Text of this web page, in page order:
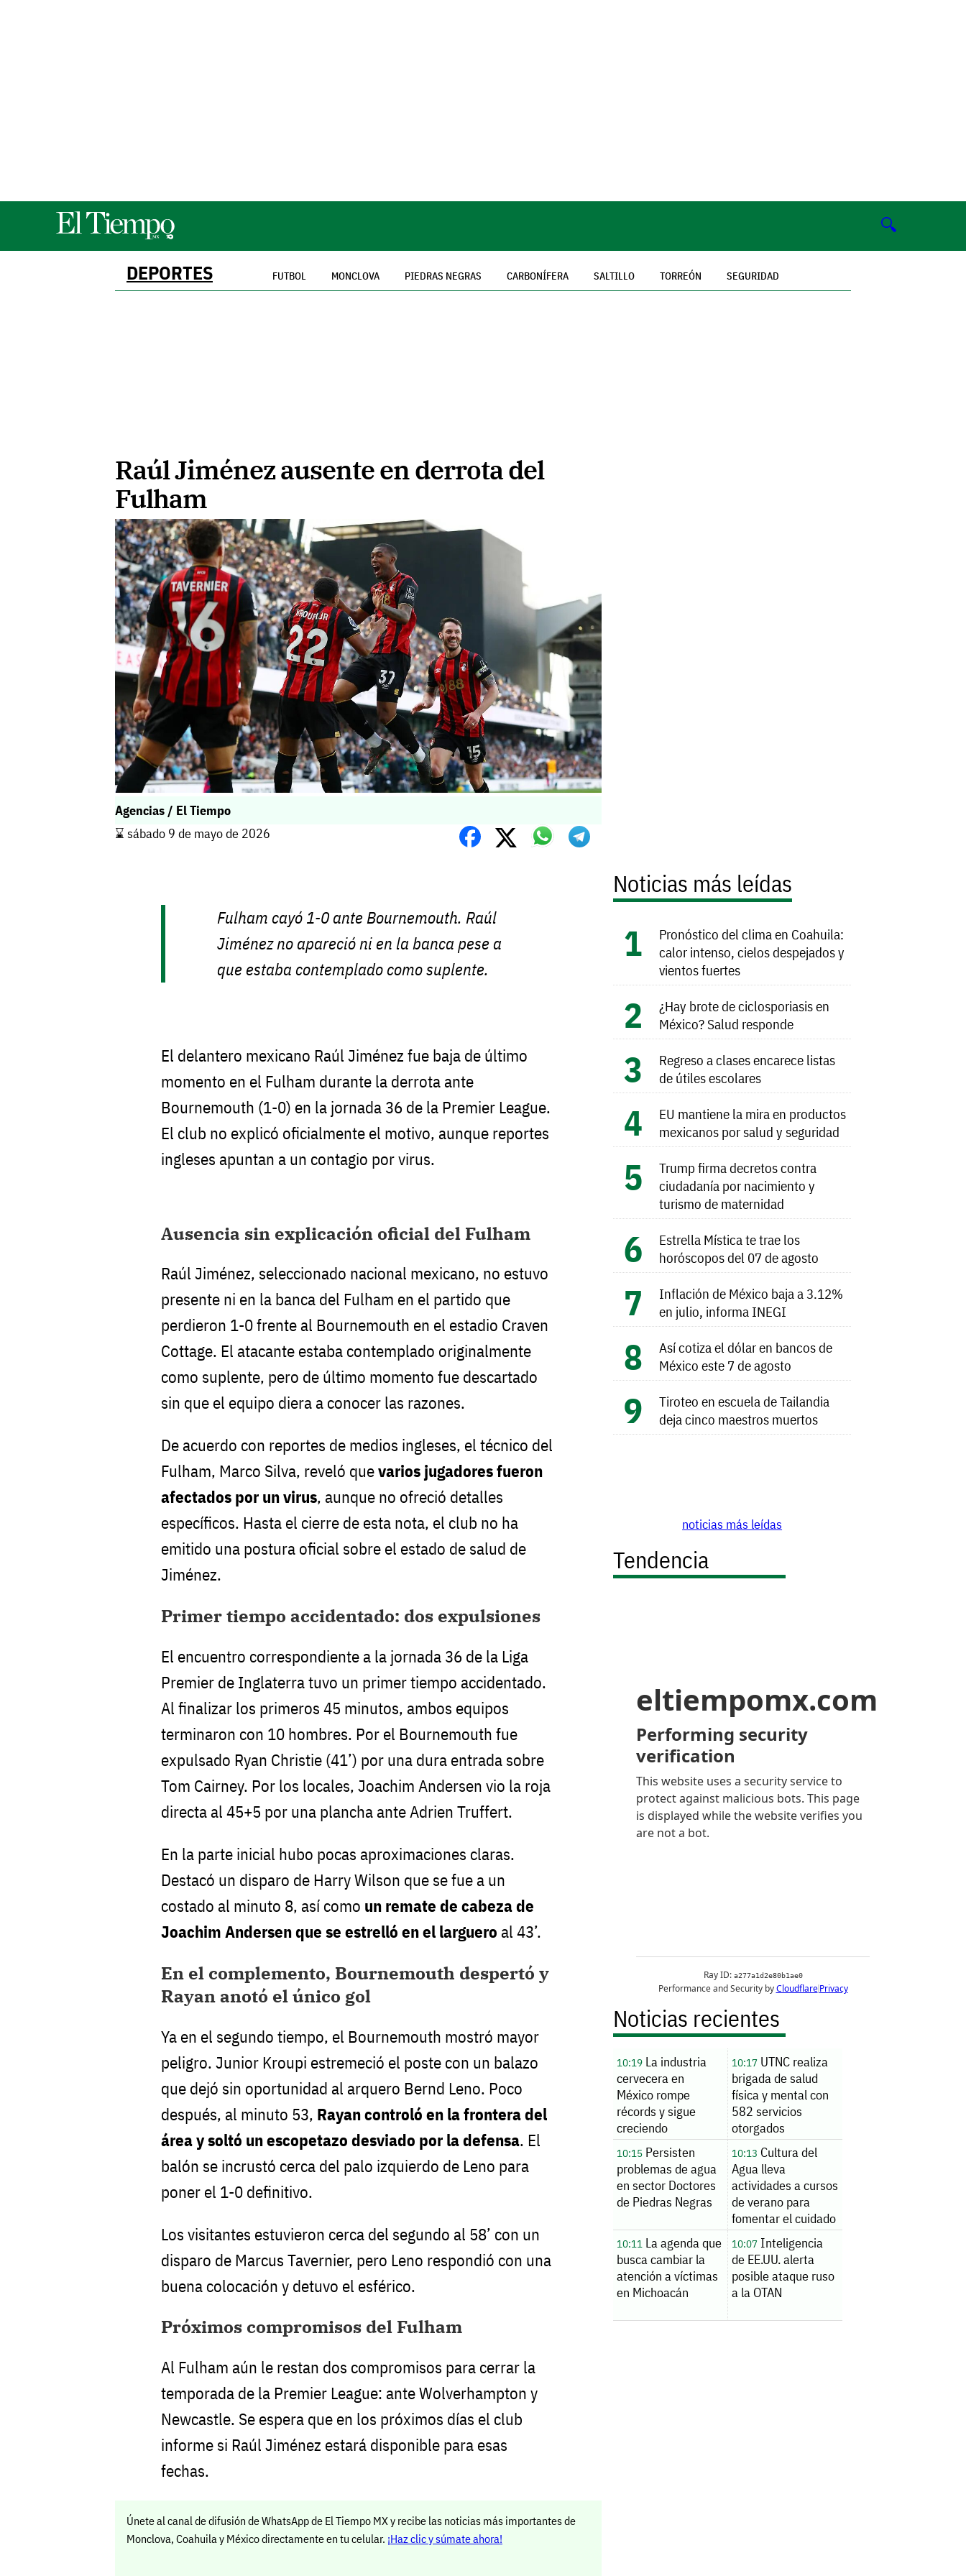
🔍
DEPORTES FUTBOL MONCLOVA PIEDRAS NEGRAS CARBONÍFERA SALTILLO TORREÓN SEGURIDAD
Raúl Jiménez ausente en derrota del
Fulham
Agencias / El Tiempo
⌛️ sábado 9 de mayo de 2026
Fulham cayó 1-0 ante Bournemouth. Raúl
Jiménez no apareció ni en la banca pese a
que estaba contemplado como suplente.
El delantero mexicano Raúl Jiménez fue baja de último
momento en el Fulham durante la derrota ante
Bournemouth (1-0) en la jornada 36 de la Premier League.
El club no explicó oficialmente el motivo, aunque reportes
ingleses apuntan a un contagio por virus.
Ausencia sin explicación oficial del Fulham
Raúl Jiménez, seleccionado nacional mexicano, no estuvo
presente ni en la banca del Fulham en el partido que
perdieron 1-0 frente al Bournemouth en el estadio Craven
Cottage. El atacante estaba contemplado originalmente
como suplente, pero de último momento fue descartado
sin que el equipo diera a conocer las razones.
De acuerdo con reportes de medios ingleses, el técnico del
Fulham, Marco Silva, reveló quevarios jugadores fueron
afectados por un virus, aunque no ofreció detalles
específicos. Hasta el cierre de esta nota, el club no ha
emitido una postura oficial sobre el estado de salud de
Jiménez.
Primer tiempo accidentado: dos expulsiones
El encuentro correspondiente a la jornada 36 de la Liga
Premier de Inglaterra tuvo un primer tiempo accidentado.
Al finalizar los primeros 45 minutos, ambos equipos
terminaron con 10 hombres. Por el Bournemouth fue
expulsado Ryan Christie (41’) por una dura entrada sobre
Tom Cairney. Por los locales, Joachim Andersen vio la roja
directa al 45+5 por una plancha ante Adrien Truffert.
En la parte inicial hubo pocas aproximaciones claras.
Destacó un disparo de Harry Wilson que se fue a un
costado al minuto 8, así como un remate de cabeza de
Joachim Andersen que se estrelló en el larguero al 43’.
En el complemento, Bournemouth despertó y
Rayan anotó el único gol
Ya en el segundo tiempo, el Bournemouth mostró mayor
peligro. Junior Kroupi estremeció el poste con un balazo
que dejó sin oportunidad al arquero Bernd Leno. Poco
después, al minuto 53, Rayan controló en la frontera del
área y soltó un escopetazo desviado por la defensa. El
balón se incrustó cerca del palo izquierdo de Leno para
poner el 1-0 definitivo.
Los visitantes estuvieron cerca del segundo al 58’ con un
disparo de Marcus Tavernier, pero Leno respondió con una
buena colocación y detuvo el esférico.
Próximos compromisos del Fulham
Al Fulham aún le restan dos compromisos para cerrar la
temporada de la Premier League: ante Wolverhampton y
Newcastle. Se espera que en los próximos días el club
informe si Raúl Jiménez estará disponible para esas
fechas.
Únete al canal de difusión de WhatsApp de El Tiempo MX y recibe las noticias más importantes de
Monclova, Coahuila y México directamente en tu celular. ¡Haz clic y súmate ahora!
Noticias más leídas
Pronóstico del clima en Coahuila:
calor intenso, cielos despejados y
vientos fuertes
¿Hay brote de ciclosporiasis en
México? Salud responde
Regreso a clases encarece listas
de útiles escolares
EU mantiene la mira en productos
mexicanos por salud y seguridad
Trump firma decretos contra
ciudadanía por nacimiento y
turismo de maternidad
Estrella Mística te trae los
horóscopos del 07 de agosto
Inflación de México baja a 3.12%
en julio, informa INEGI
Así cotiza el dólar en bancos de
México este 7 de agosto
Tiroteo en escuela de Tailandia
deja cinco maestros muertos
noticias más leídas
Tendencia
Noticias recientes
10:19 La industria
cervecera en
México rompe
récords y sigue
creciendo
10:17UTNC realiza
brigada de salud
física y mental con
582 servicios
otorgados
10:15 Persisten
problemas de agua
en sector Doctores
de Piedras Negras
10:13 Cultura del
Agua lleva
actividades a cursos
de verano para
fomentar el cuidado
del vital líquido
10:11 La agenda que
busca cambiar la
atención a víctimas
en Michoacán
10:07Inteligencia
de EE.UU. alerta
posible ataque ruso
a la OTAN